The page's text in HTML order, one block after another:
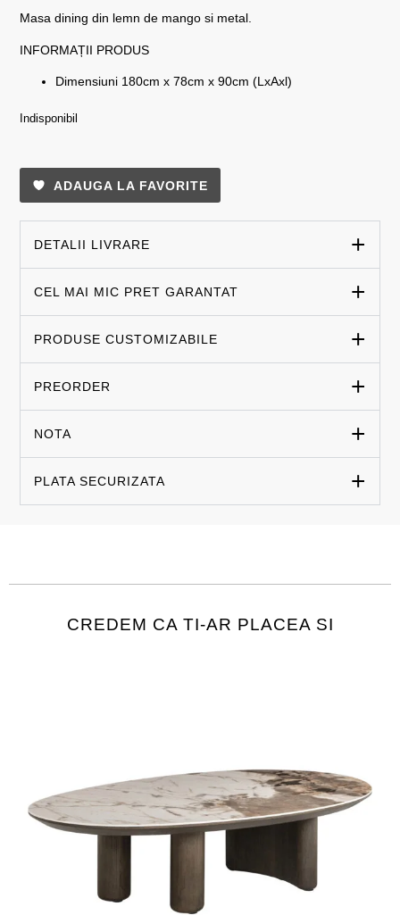
Masa dining din lemn de mango si metal.
INFORMAȚII PRODUS
Dimensiuni 180cm x 78cm x 90cm (LxAxl)
Indisponibil
ADAUGA LA FAVORITE
DETALII LIVRARE
CEL MAI MIC PRET GARANTAT
PRODUSE CUSTOMIZABILE
PREORDER
NOTA
PLATA SECURIZATA
CREDEM CA TI-AR PLACEA SI